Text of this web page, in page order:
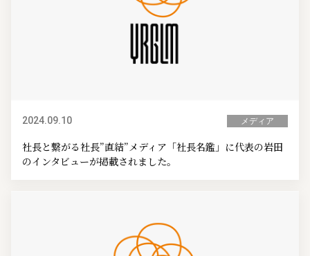
2024.09.10 メディア
社長と繋がる社長”直結”メディア「社長名鑑」に代表の岩田
のインタビューが掲載されました。